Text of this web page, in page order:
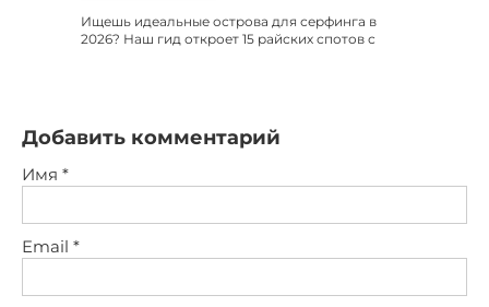
Ищешь идеальные острова для серфинга в
2026? Наш гид откроет 15 райских спотов с
Добавить комментарий
Имя *
Email *